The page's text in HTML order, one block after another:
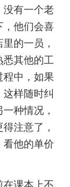
没有一个老
，他们会喜
的一员，
悉其他的工
程中，如果
样随时纠
种情况，
注意了，
看他的单价